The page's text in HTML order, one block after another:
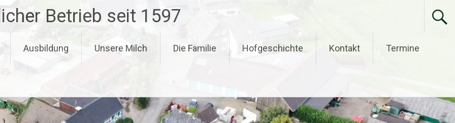
Betrieb seit 1597
Ausbildung Unsere Milch Die Familie Hofgeschichte Kontakt Termine